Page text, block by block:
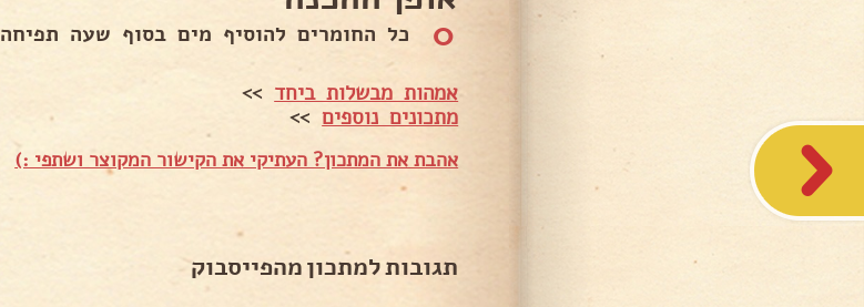
0 כל החומרים להוסיף מים בסוף שעה תפיחה 180 מעלות טורבו.
אמהות מבשלות ביחד >>
מתכונים נוספים>>
אהבת את המתכון? העתיקי את הקישור המקוצר ושתפי :)
תגובות למתכון מהפייסבוק